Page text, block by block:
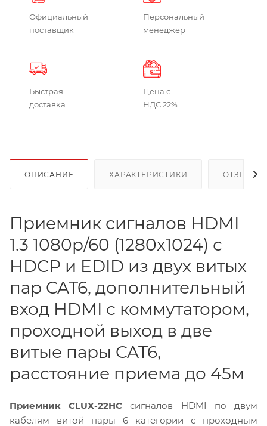
Официальный
поставщик
Персональный
менеджер
Быстрая
доставка
Цена с
НДС 22%
ОПИСАНИЕ ХАРАКТЕРИСТИКИ ОТЗЫВЫ
Приемник сигналов HDMI
1.3 1080p/60 (1280х1024) с
HDCP и EDID из двух витых
пар CAT6, дополнительный
вход HDMI с коммутатором,
проходной выход в две
витые пары CAT6,
расстояние приема до 45м
Приемник CLUX-22HC сигналов HDMI по двум
кабелям витой пары 6 категории с проходным